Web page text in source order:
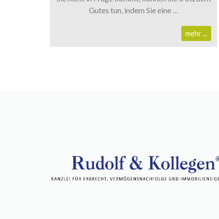
Gutes tun, indem Sie eine …
mehr ...